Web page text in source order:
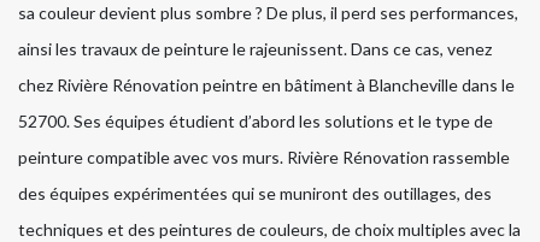
sa couleur devient plus sombre ? De plus, il perd ses performances,
ainsi les travaux de peinture le rajeunissent. Dans ce cas, venez
chez Rivière Rénovation peintre en bâtiment à Blancheville dans le
52700. Ses équipes étudient d’abord les solutions et le type de
peinture compatible avec vos murs. Rivière Rénovation rassemble
des équipes expérimentées qui se muniront des outillages, des
techniques et des peintures de couleurs, de choix multiples avec la